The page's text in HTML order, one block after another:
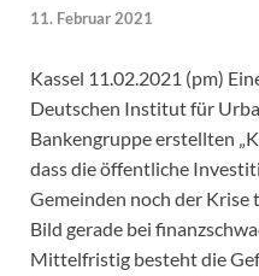
11. Februar 2021
Kassel 11.02.2021 (pm)
Deutschen Institut für
Bankengruppe erstellten
dass die öffentliche
Gemeinden noch der
Bild gerade bei
Mittelfristig besteht die